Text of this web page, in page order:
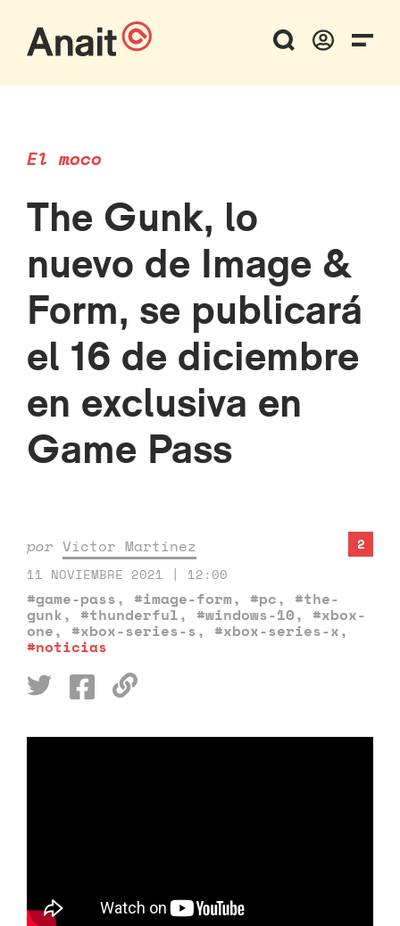
El moco
The Gunk, lo
nuevo de Image &
Form, se publicará
el 16 de diciembre
en exclusiva en
Game Pass
por Víctor Martínez
11 NOVIEMBRE 2021 | 12:00
#game-pass, #image-form, #pc, #the-
gunk, #thunderful, #windows-10, #xbox-
one, #xbox-series-s, #xbox-series-x,
#noticias
2